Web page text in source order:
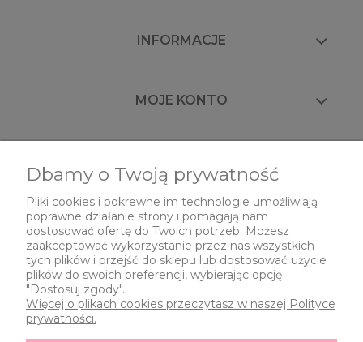
INFORMACJE
MOJE KONTO
O NAS
Dbamy o Twoją prywatność
Pliki cookies i pokrewne im technologie umożliwiają
poprawne działanie strony i pomagają nam
dostosować ofertę do Twoich potrzeb. Możesz
zaakceptować wykorzystanie przez nas wszystkich
tych plików i przejść do sklepu lub dostosować użycie
plików do swoich preferencji, wybierając opcję
"Dostosuj zgody".
Więcej o plikach cookies przeczytasz w naszej Polityce
prywatności.